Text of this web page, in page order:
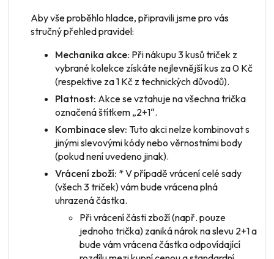
Aby vše proběhlo hladce, připravili jsme pro vás
stručný přehled pravidel:
Mechanika akce: Při nákupu 3 kusů triček z
vybrané kolekce získáte nejlevnější kus za 0 Kč
(respektive za 1 Kč z technických důvodů).
Platnost: Akce se vztahuje na všechna trička
označená štítkem „2+1“.
Kombinace slev: Tuto akci nelze kombinovat s
jinými slevovými kódy nebo věrnostními body
(pokud není uvedeno jinak).
Vrácení zboží: * V případě vrácenícelé sady
(všech 3 triček) vám bude vrácena plná
uhrazená částka.
Při vráceníčásti zboží(např. pouze
jednoho trička) zaniká nárok na slevu 2+1 a
bude vám vrácena částka odpovídající